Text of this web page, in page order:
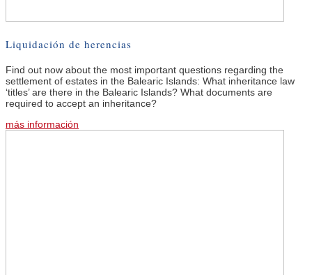
Liquidación de herencias
Find out now about the most important questions regarding the
settlement of estates in the Balearic Islands: What inheritance law
‘titles’ are there in the Balearic Islands? What documents are
required to accept an inheritance?
más información